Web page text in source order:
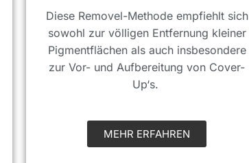
Diese Removel-Methode empfiehlt sich
sowohl zur völligen Entfernung kleiner
Pigmentflächen als auch insbesondere
zur Vor- und Aufbereitung von Cover-
Up‘s.
MEHR ERFAHREN